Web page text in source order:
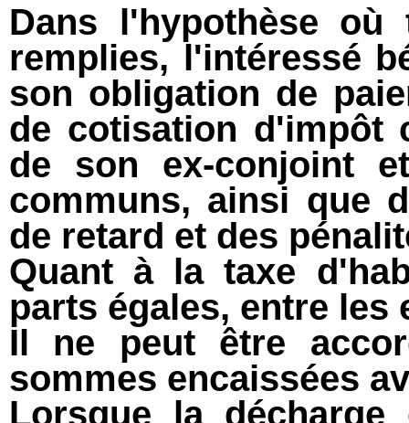
Dans l'hypothèse
remplies, l'intéressé
son obligation de
de cotisation d'impôt
de son ex-conjoint
communs, ainsi que
de retard et des
Quant à la taxe
parts égales, entre les
Il ne peut être
sommes encaissées
Lorsque la décharge